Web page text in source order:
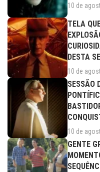
10 de
TELA
DESTA
10 de
SESSÃO
DESTA...
10 de
GENTE